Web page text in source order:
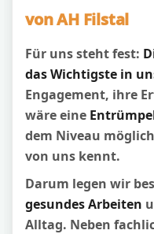
von AH Filstal
Für uns steht fest:
das Wichtigste in
Engagement, ihre
wäre eine
dem Niveau
von uns kennt.
Darum legen wir
gesundes Arbeiten
Alltag. Neben